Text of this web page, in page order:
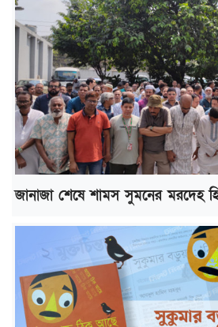
জানাজা শেষে শামস সুমনের মরদেহ